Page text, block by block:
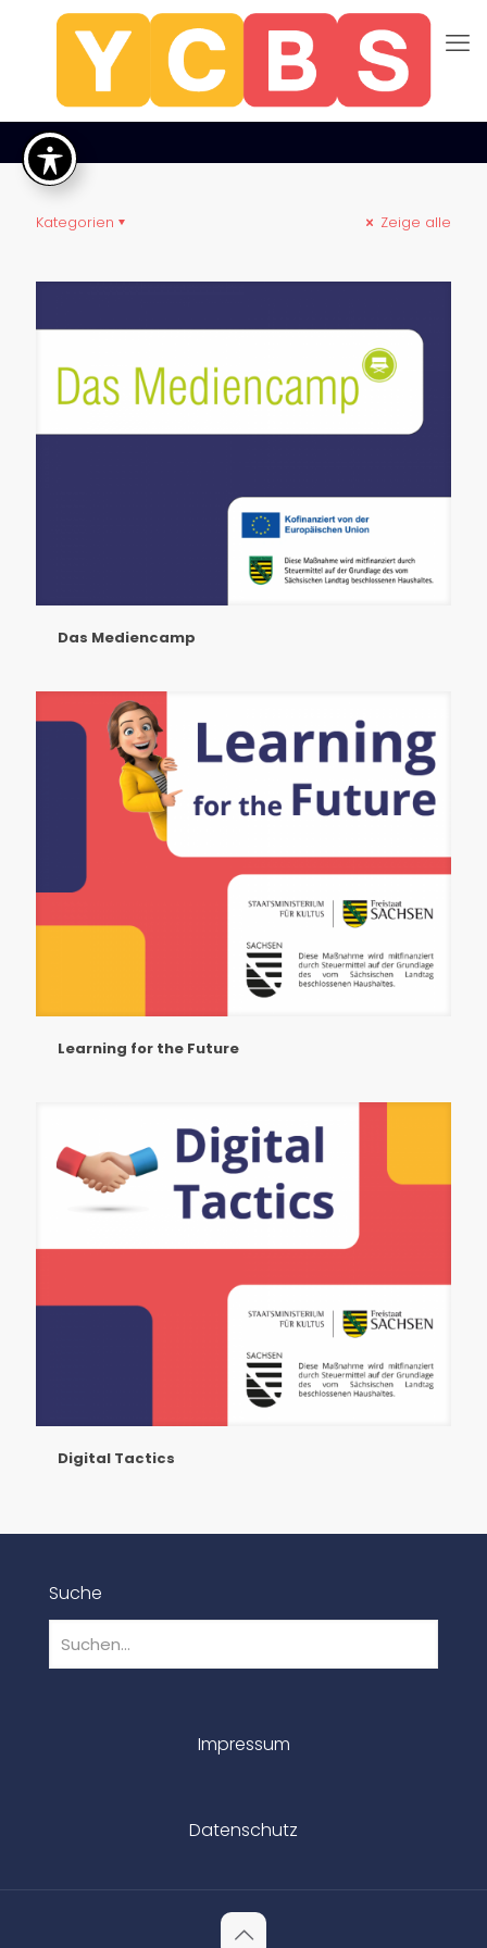
Kategorien Zeige alle
Das Mediencamp
Learning for the Future
Digital Tactics
Suche
Impressum
Datenschutz